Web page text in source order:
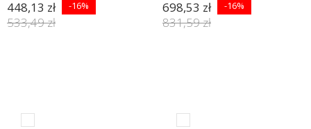
448,13 zł -16%
533,49 zł
698,53 zł -16%
831,59 zł